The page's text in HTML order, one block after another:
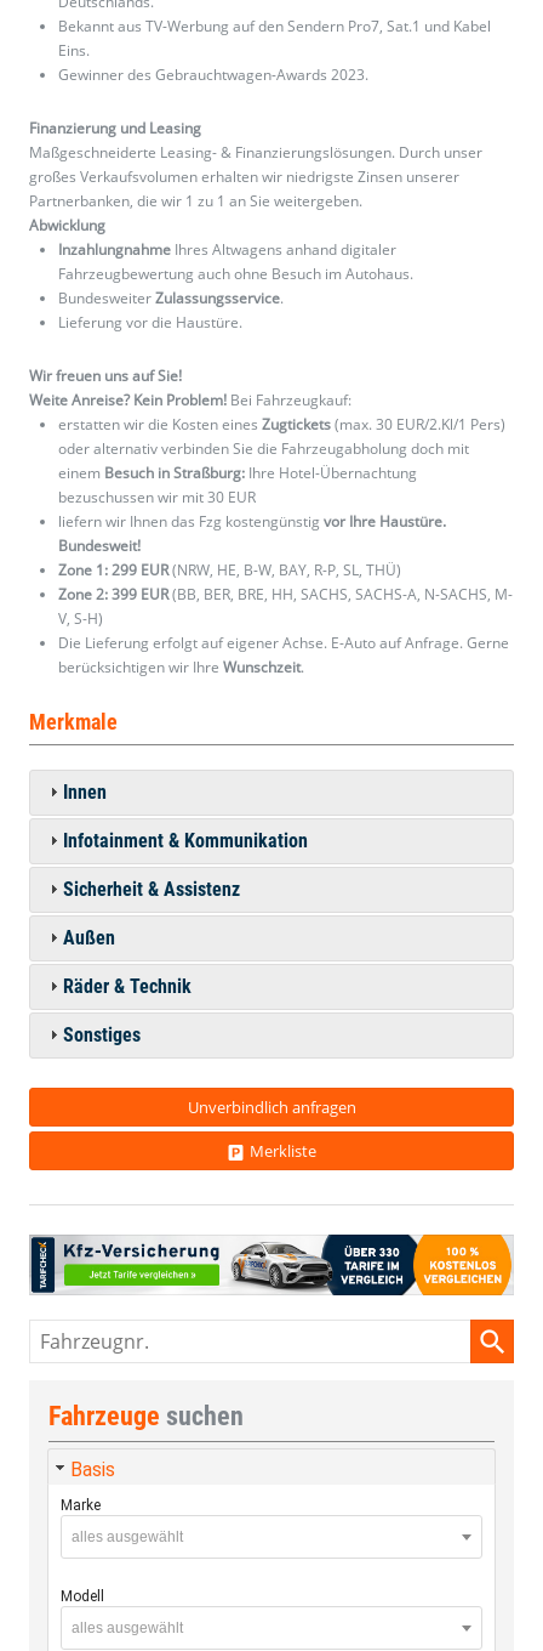
Bekannt aus TV-Werbung auf den Sendern Pro7, Sat.1 und Kabel
Eins.
Gewinner des Gebrauchtwagen-Awards 2023.
Finanzierung und Leasing
Maßgeschneiderte Leasing- & Finanzierungslösungen. Durch unser
großes Verkaufsvolumen erhalten wir niedrigste Zinsen unserer
Partnerbanken, die wir 1 zu 1 an Sie weitergeben.
Abwicklung
Inzahlungnahme Ihres Altwagens anhand digitaler
Fahrzeugbewertung auch ohne Besuch im Autohaus.
BundesweiterZulassungsservice.
Lieferung vor die Haustüre.
Wir freuen uns auf Sie!
Weite Anreise? Kein Problem! Bei Fahrzeugkauf:
erstatten wir die Kosten eines Zugtickets(max. 30 EUR/2.Kl/1 Pers)
oder alternativ verbinden Sie die Fahrzeugabholung doch mit
einem Besuch in Straßburg: Ihre Hotel-Übernachtung
bezuschussen wir mit 30 EUR
liefern wir Ihnen das Fzg kostengünstig vor Ihre Haustüre.
Bundesweit!
Zone 1: 299 EUR(NRW, HE, B-W, BAY, R-P, SL, THÜ)
Zone 2: 399 EUR(BB, BER, BRE, HH, SACHS, SACHS-A, N-SACHS, M-
V, S-H)
Die Lieferung erfolgt auf eigener Achse. E-Auto auf Anfrage. Gerne
berücksichtigen wir Ihre Wunschzeit.
Merkmale
Innen
Infotainment & Kommunikation
Sicherheit & Assistenz
Außen
Räder & Technik
Sonstiges
Unverbindlich anfragen
Merkliste
Fahrzeugnr.
Fahrzeuge suchen
Basis
Marke
alles ausgewählt
Modell
alles ausgewählt